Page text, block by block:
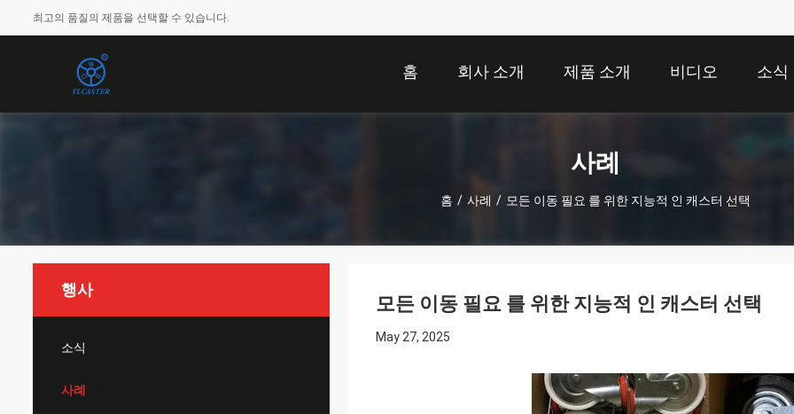
최고의 품질의 제품을 선택할 수 있습니다.
홈 회사 소개 제품 소개 비디오 소식
사례
홈 / 사례 / 모든 이동 필요 를 위한 지능적 인 캐스터 선택
행사
소식
사례
모든 이동 필요 를 위한 지능적 인 캐스터 선택
May 27, 2025